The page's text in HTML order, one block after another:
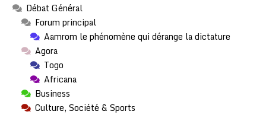
Débat Général
Forum principal
Aamrom le phénomène qui dérange la dictature
Agora
Togo
Africana
Business
Culture, Société & Sports